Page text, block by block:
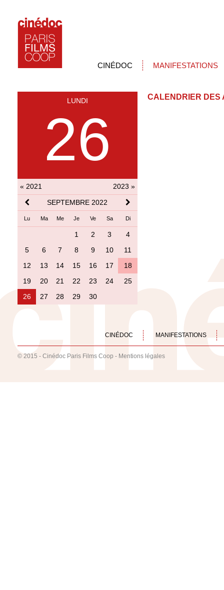
CINÉDOC MANIFESTATIONS
LUNDI
26
« 2021
2023 »
SEPTEMBRE 2022
Lu Ma Me Je Ve Sa Di
1 2 3
4
5
6 7 8 9 10
11
12
13 14 15 16 17
18
19
20 21 22 23 24
25
26
27 28 29 30
CALENDRIER DES
CINÉDOC MANIFESTATIONS
© 2015 - Cinédoc Paris Films Coop - Mentions légales